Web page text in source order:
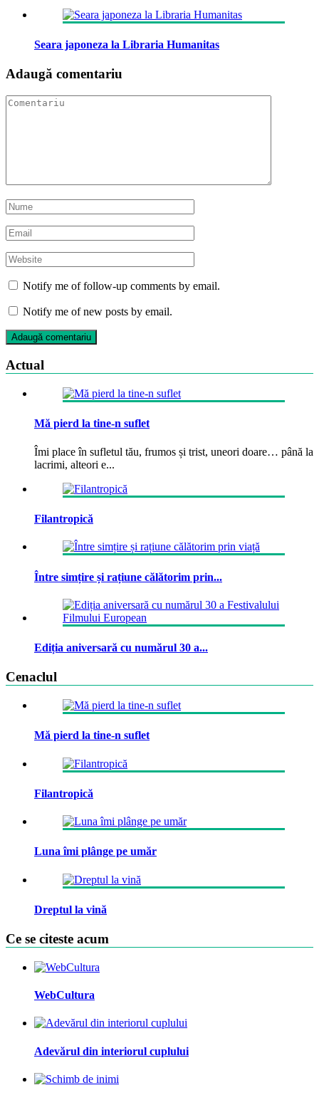
Seara japoneza la Libraria Humanitas
Adaugă comentariu
Notify me of follow-up comments by email.
Notify me of new posts by email.
Actual
Mă pierd la tine-n suflet
Îmi place în sufletul tău, frumos și trist, uneori doare… până la
lacrimi, alteori e...
Filantropică
Între simțire și rațiune călătorim prin...
Ediția aniversară cu numărul 30 a...
Cenaclul
Mă pierd la tine-n suflet
Filantropică
Luna îmi plânge pe umăr
Dreptul la vină
Ce se citeste acum
WebCultura
Adevărul din interiorul cuplului